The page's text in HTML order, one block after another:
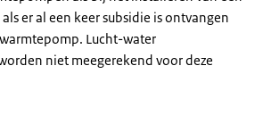
er al een keer subsidie is ontvangen
Lucht-water
niet meegerekend voor deze